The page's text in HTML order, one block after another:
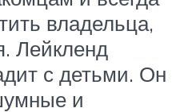
владельца,
Лейкленд
с детьми. Он
и